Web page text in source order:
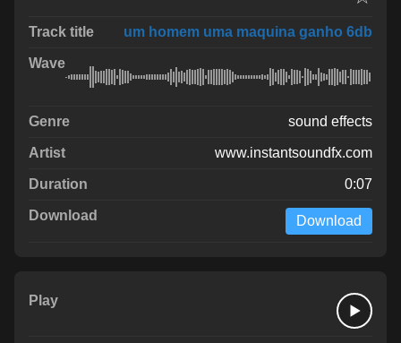
um homem uma maquina ganho 6db
sound effects
www.instantsoundfx.com
0:07
Download